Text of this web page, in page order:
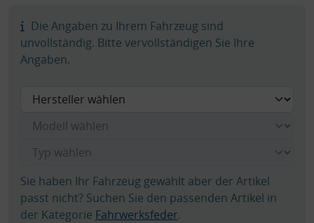
Die Angaben zu Ihrem Fahrzeug sind
unvollständig. Bitte vervollständigen Sie Ihre
Angaben.
Sie haben Ihr Fahrzeug gewählt aber der Artikel
passt nicht? Suchen Sie den passenden Artikel in
der Kategorie Fahrwerksfeder.